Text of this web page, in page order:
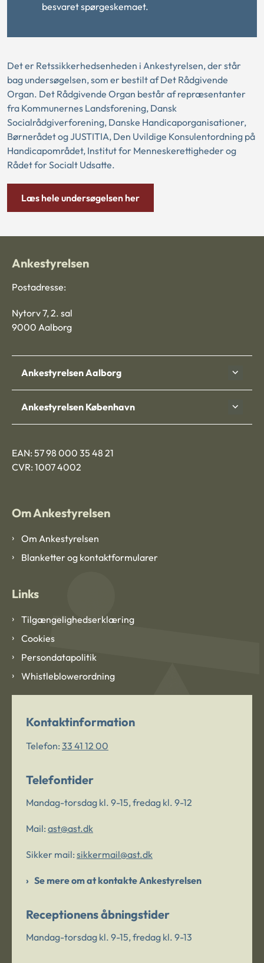
besvaret spørgeskemaet.
Det er Retssikkerhedsenheden i Ankestyrelsen, der står
bag undersøgelsen, som er bestilt af Det Rådgivende
Organ. Det Rådgivende Organ består af repræsentanter
fra Kommunernes Landsforening, Dansk
Socialrådgiverforening, Danske Handicaporganisationer,
Børnerådet og JUSTITIA, Den Uvildige Konsulentordning på
Handicapområdet, Institut for Menneskerettigheder og
Rådet for Socialt Udsatte.
Læs hele undersøgelsen her
Ankestyrelsen
Postadresse:
Nytorv 7, 2. sal
9000 Aalborg
Ankestyrelsen Aalborg
Ankestyrelsen København
EAN: 57 98 000 35 48 21
CVR: 1007 4002
Om Ankestyrelsen
Om Ankestyrelsen
Blanketter og kontaktformularer
Links
Tilgængelighedserklæring
Cookies
Persondatapolitik
Whistleblowerordning
Kontaktinformation
Telefon: 33 41 12 00
Telefontider
Mandag-torsdag kl. 9-15, fredag kl. 9-12
Mail: ast@ast.dk
Sikker mail: sikkermail@ast.dk
Se mere om at kontakte Ankestyrelsen
Receptionens åbningstider
Mandag-torsdag kl. 9-15, fredag kl. 9-13